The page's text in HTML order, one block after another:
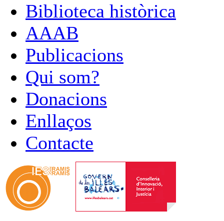
Biblioteca històrica
AAAB
Publicacions
Qui som?
Donacions
Enllaços
Contacte